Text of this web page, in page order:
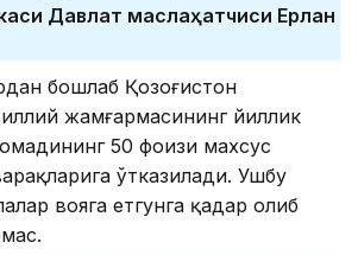
Давлат маслаҳатчиси Ерлан
бошлаб Қозоғистон
жамғармасининг йиллик
50 фоизи махсус
ўтказилади. Ушбу
вояга етгунга қадар олиб